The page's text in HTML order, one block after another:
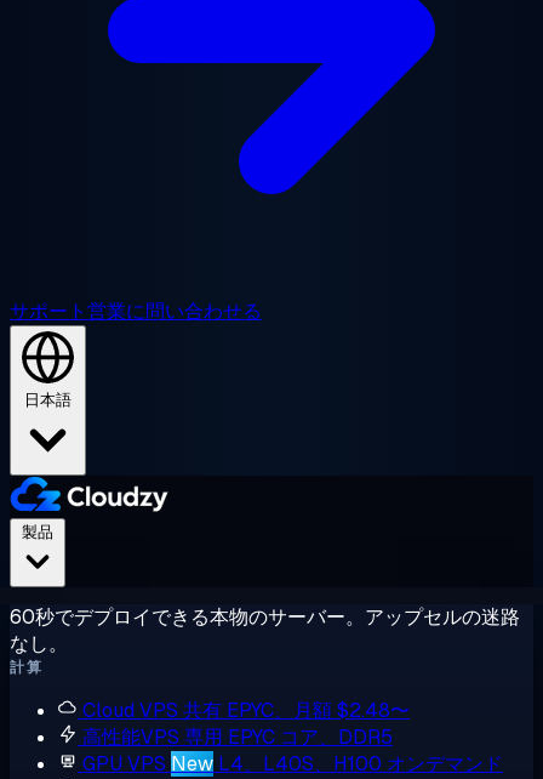
サポート営業に問い合わせる
日本語
60秒でデプロイできる本物のサーバー。アップセルの迷路
なし。
計算
Cloud VPS 共有 EPYC、月額 $2.48〜
高性能VPS 専用 EPYC コア、DDR5
GPU VPS New L4、L40S、H100 オンデマンド